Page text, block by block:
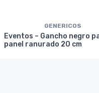
GENERICOS
Eventos – Gancho negro
panel ranurado 20 cm